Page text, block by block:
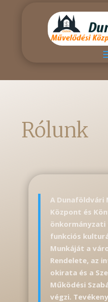
Rólunk
A Dunaföldvári
Központ és
funkciós
Munkáját a
Rendelete, az
okirata és a
Működési
végzi.